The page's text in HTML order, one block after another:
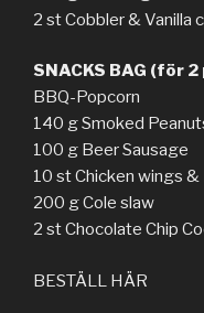
2 st Cobbler & Vanilla
SNACKS BAG (för
BBQ-Popcorn
140 g Smoked
100 g Beer Sausage
10 st Chicken wings
200 g Cole slaw
2 st Chocolate Chip
BESTÄLL HÄR